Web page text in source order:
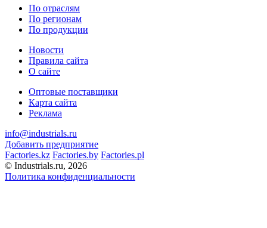
По отраслям
По регионам
По продукции
Новости
Правила сайта
О сайте
Оптовые поставщики
Карта сайта
Реклама
info@industrials.ru
Добавить предприятие
Factories.kz Factories.by Factories.pl
© Industrials.ru, 2026
Политика конфиденциальности